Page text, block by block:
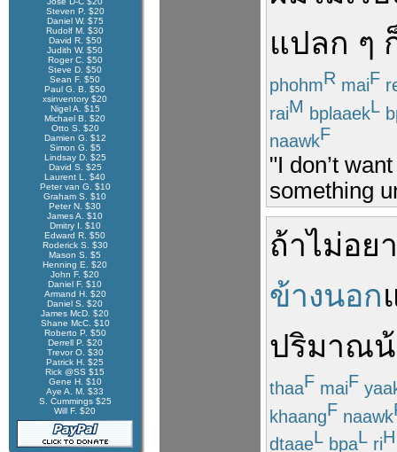
Steven P. $20
Daniel W. $75
Rudolf M. $30
David R. $50
Judith W. $50
Roger C. $50
Steve D. $50
Sean F. $50
Paul G. B. $50
xsinventory $20
Nigel A. $15
Michael B. $20
Otto S. $20
Damien G. $12
Simon G. $5
Lindsay D. $25
David S. $25
Laurent L. $40
Peter van G. $10
Graham S. $10
Peter N. $30
James A. $10
Dmitry I. $10
Edward R. $50
Roderick S. $30
Mason S. $5
Henning E. $20
John F. $20
Daniel F. $10
Armand H. $20
Daniel S. $20
James McD. $20
Shane McC. $10
Roberto P. $50
Derrell P. $20
Trevor O. $30
Patrick H. $25
Rick @SS $15
Gene H. $10
Aye A. M. $33
S. Cummings $25
Will F. $20
แปลก ๆ
phohmR maiF
raiM bplaaekL
naawkF
"I don’t
something
ถ้าไม่อย
ข้างนอก
ปริมาณ
thaaF maiF
khaangF naawk
dtaaeL bpaL riH